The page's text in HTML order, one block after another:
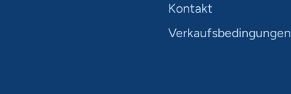
Kontakt
Verkaufsbedingungen